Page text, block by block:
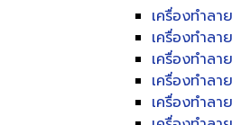
เครื่องทำลา
เครื่องทำลา
เครื่องทำลา
เครื่องทำลา
เครื่องทำลา